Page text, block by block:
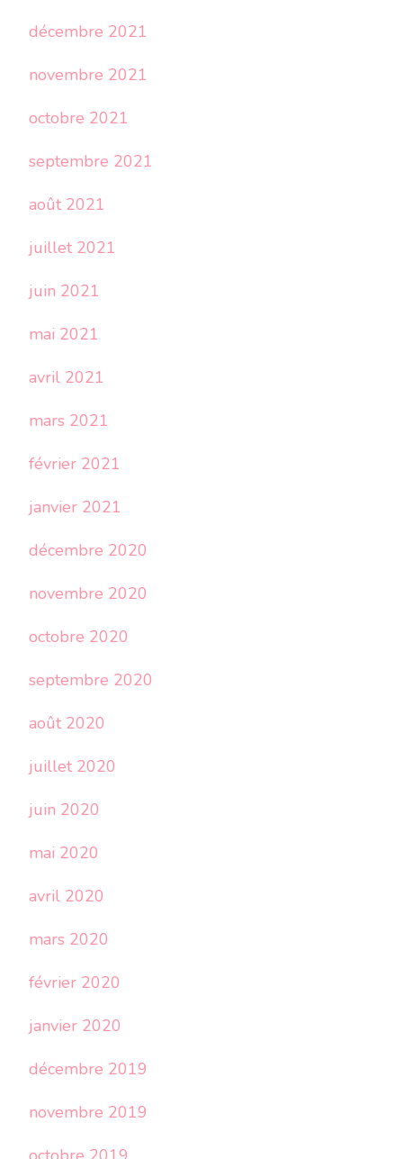
décembre 2021
novembre 2021
octobre 2021
septembre 2021
août 2021
juillet 2021
juin 2021
mai 2021
avril 2021
mars 2021
février 2021
janvier 2021
décembre 2020
novembre 2020
octobre 2020
septembre 2020
août 2020
juillet 2020
juin 2020
mai 2020
avril 2020
mars 2020
février 2020
janvier 2020
décembre 2019
novembre 2019